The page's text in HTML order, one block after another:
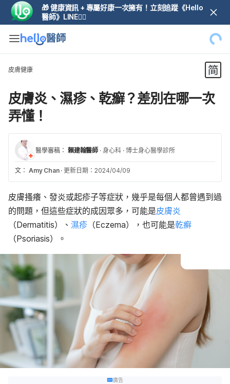
🎁 健康資訊 + 專屬好康一次擁有！立刻追蹤《Hello
醫師》LINE👆🏼
皮膚健康
皮膚炎、濕疹、乾癬？差別在哪一次
弄懂！
醫學審稿： 賴建翰醫師 · 身心科 · 博士身心醫學診所
文： Amy Chan · 更新日期：2024/04/09
皮膚搔癢、發炎或起疹子等症狀，幾乎是每個人都曾遇到過
的問題，但這些症狀的成因眾多，可能是皮膚炎
（Dermatitis）、 濕疹 （Eczema），也可能是乾癬
（Psoriasis）。
廣告